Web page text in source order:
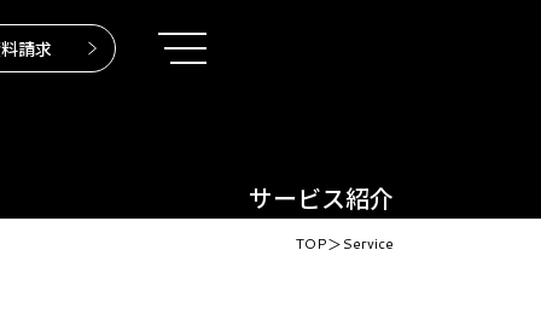
請求
サービス紹介
TOP＞Service